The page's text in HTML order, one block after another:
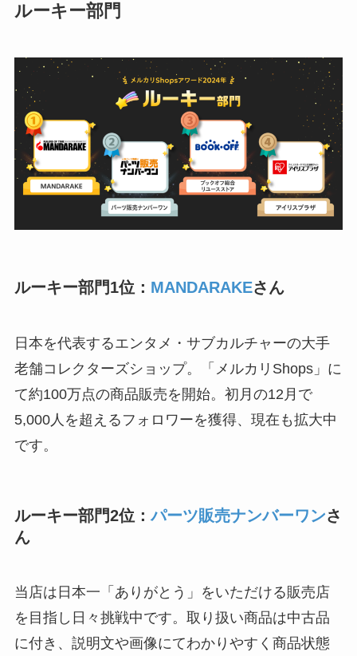
ルーキー部門
ルーキー部門1位： MANDARAKEさん
日本を代表するエンタメ・サブカルチャーの大手
老舗コレクターズショップ。「メルカリShops」に
て約100万点の商品販売を開始。初月の12月で
5,000人を超えるフォロワーを獲得、現在も拡大中
です。
ルーキー部門2位：パーツ販売ナンバーワンさ
ん
当店は日本一「ありがとう」をいただける販売店
を目指し日々挑戦中です。取り扱い商品は中古品
に付き、説明文や画像にてわかりやすく商品状態